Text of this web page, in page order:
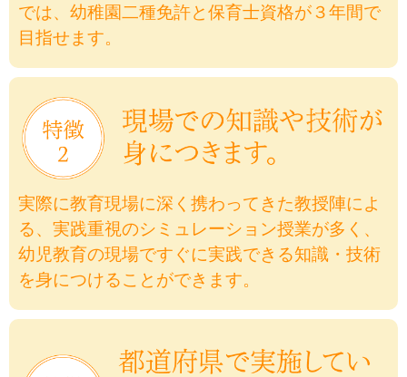
では、幼稚園二種免許と保育士資格が３年間で
目指せます。
実際に教育現場に深く携わってきた教授陣によ
る、実践重視のシミュレーション授業が多く、
幼児教育の現場ですぐに実践できる知識・技術
を身につけることができます。